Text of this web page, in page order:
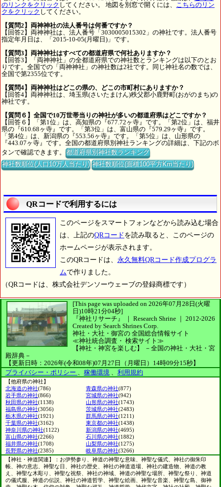
のリンクをクリック してください。 地図を別窓で開くには、
こちらのリン
クをクリック してください。
【質問2】両神神社の法人番号は何番ですか？
【回答2】両神神社は、法人番号「3030005015302」の神社です。法人番号
指定年月日は、「2015-10-05(月曜日)」です。
【質問3】両神神社はすべての都道府県で何社ありますか？
【回答3】「両神神社」の全都道府県での神社数とランキングは以下のとお
りです。全国での「両神神社」の神社数は2社です。同じ神社名の数では、
全国で第2355位です。
【質問4】両神神社はどこの県の、どこの市町村にありますか？
【回答4】両神神社は、埼玉県(さいたまけん)秩父郡小鹿野町(おがのまち)の
神社です。
【質問６】全国で10万世帯当りの神社が多いの都道府県はどこですか？
【回答６】「第1位」は、高知県の『677.72ヶ寺』です。「第2位」は、福井
県の『610.68ヶ寺』です。「第3位」は、富山県の『579.29ヶ寺』です。
「第4位」は、新潟県の『553.56ヶ寺』です。「第5位」は、山形県の
『443.07ヶ寺』です。全国の都道府県別神社ランキングの詳細は、下記のボ
タンで確認できます。都道府県別神社数ランキング
神社数順位(人口10万人当たり) 神社数順位(面積100平方Km当たり)
QRコードで利用するには
このページをスマートフォンなどから読み込む場合
は、上記のQRコード を読み取ると、このページの
ホームページが表示されます。
このQRコードは、 永久無料QRコード作成プログラ
ムで作りました。
（QRコードは、株式会社デンソーウェーブの登録商標です）
[This page was uploaded on 2026年07月28日(火曜
日)10時21分04秒]
『神社リサーチ』 ｜ Research Shrine ｜ 2012-2026
Created by Search Shrines Corp.
神社・大社・御宮の 全国総合情報サイト
≪神社統合調査・ 検索サイト≫
【神社・神宮を楽しむ】
－全国の神社・大社・宮
殿辞典－
【更新日時：2026年(令和08年)07月27日（月曜日）14時09分15秒】
プライバシー・ポリシー
稼働環境 利用規約
【他府県の神社】
北海道の神社(786) 青森県の神社(877)
岩手県の神社(866) 宮城県の神社(942)
秋田県の神社(1138) 山形県の神社(1743)
福島県の神社(3056) 茨城県の神社(2483)
栃木県の神社(1921) 群馬県の神社(1211)
千葉県の神社(3162) 東京都の神社(1438)
神奈川県の神社(1122) 新潟県の神社(4695)
富山県の神社(2266) 石川県の神社(1882)
福井県の神社(1708) 山梨県の神社(1275)
長野県の神社(2385) 岐阜県の神社(3266)
【神社・神道関連】：お伊勢参り、神道の神聖な意味、神聖な儀式、神社の御朱印
帳、神の意志、神聖な日、神社の歴史、神社の神道道場、神社の建造物、神道の教
え、神聖な木彫り、神聖な祝祭、神社の神域、神道の神聖な場所、神聖な祭り、神道
の儀式服、神道の伝説、神社の神道哲学、神聖な絵画、神聖な音楽、神聖な島、御神